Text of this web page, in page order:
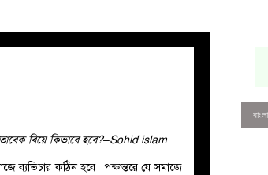
বিয়ে কিভাবে হবে?–Sohid islam
ব্যভিচার কঠিন হবে। পক্ষান্তরে যে সমাজে